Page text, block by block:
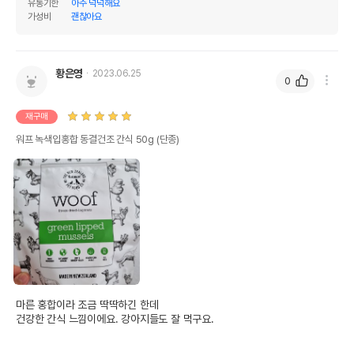
유통기한
아주 넉넉해요
가성비
괜찮아요
황은영 2023.06.25
재구매
워프 녹색입홍합 동결건조 간식 50g (단종)
마른 홍합이라 조금 딱딱하긴 한데
건강한 간식 느낌이에요. 강아지들도 잘 먹구요.
0